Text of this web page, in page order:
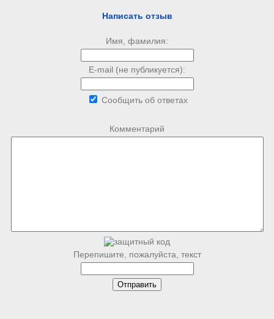
Написать отзыв
Имя, фамилия:
E-mail (не публикуется):
Сообщить об ответах
Комментарий
Перепишите, пожалуйста, текст